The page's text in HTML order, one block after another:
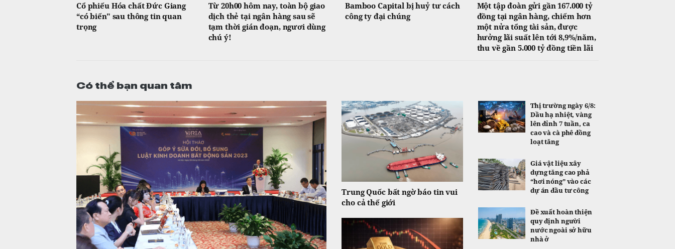
Cổ phiếu Hóa chất Đức Giang
“có biến" sau thông tin quan
trọng
Từ 20h00 hôm nay, toàn bộ giao
dịch thẻ tại ngân hàng sau sẽ
tạm thời gián đoạn, ngươi dùng
chú ý!
Bamboo Capital bị huỷ tư cách
công ty đại chúng
Một tập đoàn gửi gần 167.000 tỷ
đồng tại ngân hàng, chiếm hơn
một nửa tổng tài sản, được
hưởng lãi suất lên tới 8,9%/năm,
thu về gần 5.000 tỷ đồng tiền lãi
Có thể bạn quan tâm
Trung Quốc bất ngờ báo tin vui
cho cả thế giới
Thị trường ngày 6/8:
Dầu hạ nhiệt, vàng
lên đỉnh 7 tuần, ca
cao và cà phê đồng
loạt tăng
Giá vật liệu xây
dựng tăng cao phả
“hơi nóng” vào các
dự án đầu tư công
Đề xuất hoàn thiện
quy định người
nước ngoài sở hữu
nhà ở